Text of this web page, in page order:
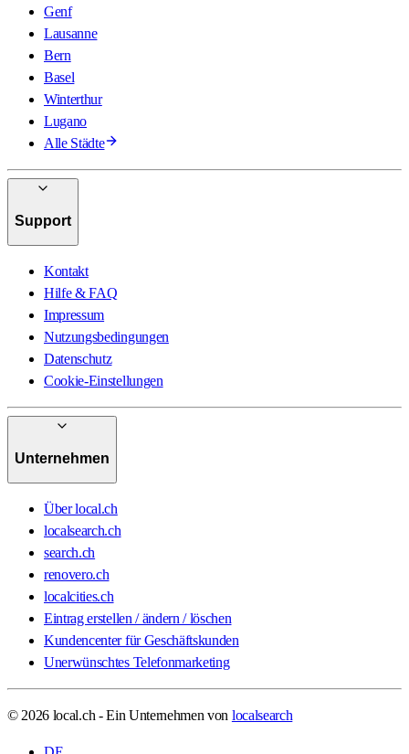
Genf
Lausanne
Bern
Basel
Winterthur
Lugano
Alle Städte
Support
Kontakt
Hilfe & FAQ
Impressum
Nutzungsbedingungen
Datenschutz
Cookie-Einstellungen
Unternehmen
Über local.ch
localsearch.ch
search.ch
renovero.ch
localcities.ch
Eintrag erstellen / ändern / löschen
Kundencenter für Geschäftskunden
Unerwünschtes Telefonmarketing
© 2026 local.ch - Ein Unternehmen von localsearch